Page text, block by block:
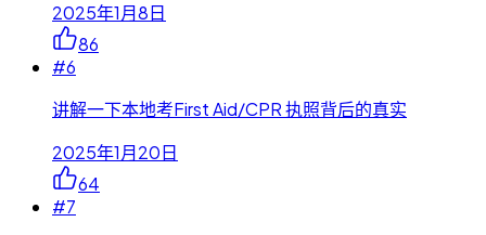
2025年1月8日
86
#6
讲解一下本地考First Aid/CPR 执照背后的真实
2025年1月20日
64
#7